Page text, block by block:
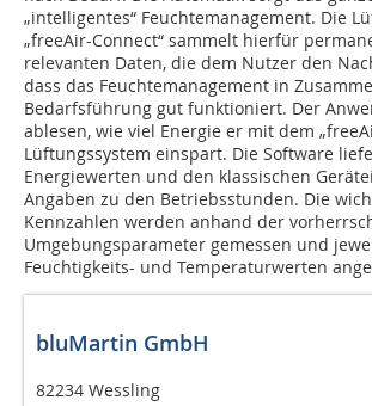
„intelligentes“ Feuchtemanagement. Die
„freeAir-Connect“ sammelt hierfür
relevanten Daten, die dem Nutzer den
dass das Feuchtemanagement in
Bedarfsführung gut funktioniert. Der
ablesen, wie viel Energie er mit dem
Lüftungssystem einspart. Die Software
Energiewerten und den klassischen
Angaben zu den Betriebsstunden. Die
Kennzahlen werden anhand der
Umgebungsparameter gemessen und
Feuchtigkeits- und Temperaturwerten
bluMartin GmbH
82234 Wessling